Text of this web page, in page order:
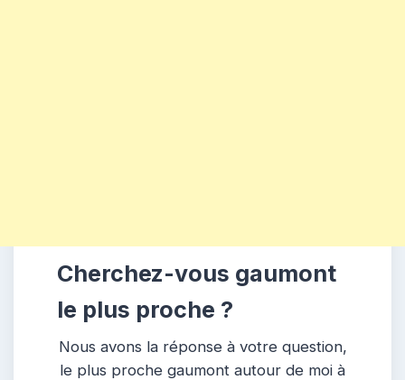
Cherchez-vous gaumont
le plus proche ?
Nous avons la réponse à votre question,
le plus proche gaumont autour de moi à